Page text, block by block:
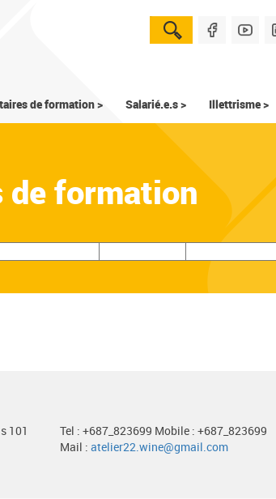
de formation > Salarié.e.s > Illettrisme >
formation
101
Tel : +687_823699 Mobile : +687_823699
Mail : atelier22.wine@gmail.com